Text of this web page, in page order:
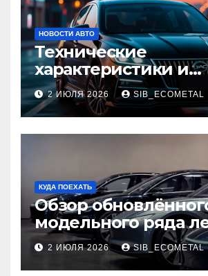
НОВОСТИ АВТО
Технические
характеристики и
доступные
GAC Empow
2 ИЮЛЯ 2026 SIB_ECOMETAL
КУДА ПОЕХАТЬ
Обзор
модельного ряда
автомобилей 2026
2 ИЮЛЯ 2026 SIB_ECOMETAL